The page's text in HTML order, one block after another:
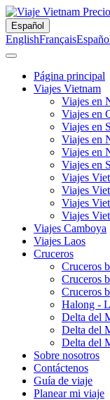
Español
EnglishFrançais
Página principal
Viajes Vietnam
Viajes en
Viajes en
Viajes en
Viajes en
Viajes en
Viajes en
Viajes
Viajes
Viajes
Viajes
Viajes Camboya
Viajes Laos
Cruceros
Cruceros
Cruceros
Cruceros
Halong -
Delta del
Delta del
Delta del
Sobre nosotros
Contáctenos
Guía de viaje
Planear mi viaje